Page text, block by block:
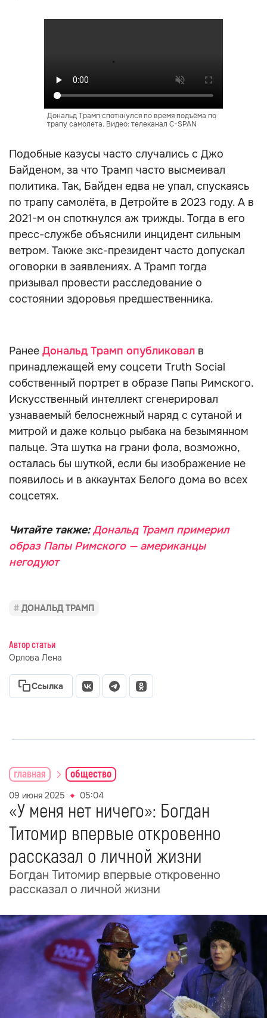
Дональд Трамп споткнулся по время подъёма по
трапу самолета. Видео: телеканал C-SPAN
Подобные казусы часто случались с Джо
Байденом, за что Трамп часто высмеивал
политика. Так, Байден едва не упал, спускаясь
по трапу самолёта, в Детройте в 2023 году. А в
2021-м он споткнулся аж трижды. Тогда в его
пресс-службе объяснили инцидент сильным
ветром. Также экс-президент часто допускал
оговорки в заявлениях. А Трамп тогда
призывал провести расследование о
состоянии здоровья предшественника.
Ранее Дональд Трамп опубликовал в
принадлежащей ему соцсети Truth Social
собственный портрет в образе Папы Римского.
Искусственный интеллект сгенерировал
узнаваемый белоснежный наряд с сутаной и
митрой и даже кольцо рыбака на безымянном
пальце. Эта шутка на грани фола, возможно,
осталась бы шуткой, если бы изображение не
появилось и в аккаунтах Белого дома во всех
соцсетях.
Читайте также:Дональд Трамп примерил
образ Папы Римского — американцы
негодуют
ДОНАЛЬД ТРАМП
Автор статьи
Орлова Лена
Ссылка
главная общество
09 июня 2025 05:04
«У меня нет ничего»: Богдан
Титомир впервые откровенно
рассказал о личной жизни
Богдан Титомир впервые откровенно
рассказал о личной жизни